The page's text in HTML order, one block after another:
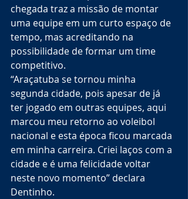
chegada traz a missão de montar
uma equipe em um curto espaço de
tempo, mas acreditando na
possibilidade de formar um time
competitivo.
“Araçatuba se tornou minha
segunda cidade, pois apesar de já
ter jogado em outras equipes, aqui
marcou meu retorno ao voleibol
nacional e esta época ficou marcada
em minha carreira. Criei laços com a
cidade e é uma felicidade voltar
neste novo momento” declara
Dentinho.